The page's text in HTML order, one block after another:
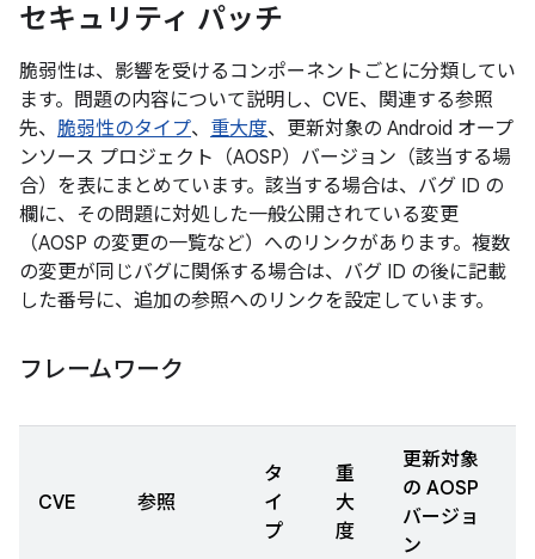
セキュリティ パッチ
脆弱性は、影響を受けるコンポーネントごとに分類してい
ます。問題の内容について説明し、CVE、関連する参照
先、 脆弱性のタイプ、 重大度、更新対象の Android オープ
ンソース プロジェクト（AOSP）バージョン（該当する場
合）を表にまとめています。該当する場合は、バグ ID の
欄に、その問題に対処した一般公開されている変更
（AOSP の変更の一覧など）へのリンクがあります。複数
の変更が同じバグに関係する場合は、バグ ID の後に記載
した番号に、追加の参照へのリンクを設定しています。
フレームワーク
CVE 参照
タ
イ
プ
重
大
度
更新対象
の AOSP
バージョ
ン